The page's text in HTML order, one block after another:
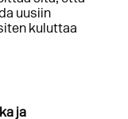
uusiin
kuluttaa
ja